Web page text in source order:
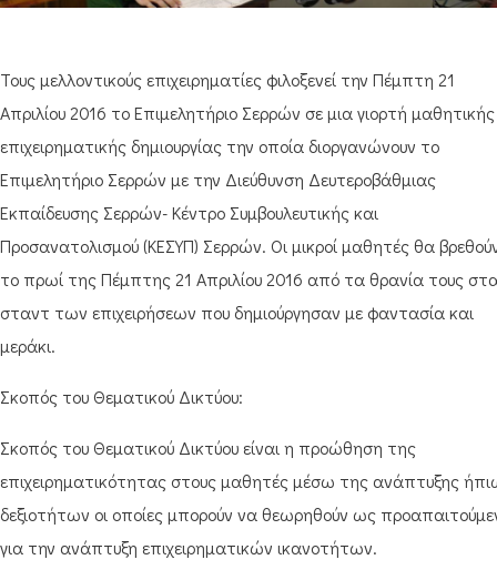
Τους μελλοντικούς επιχειρηματίες φιλοξενεί την Πέμπτη 21
Απριλίου 2016 το Επιμελητήριο Σερρών σε μια γιορτή μαθητικής
επιχειρηματικής δημιουργίας την οποία διοργανώνουν το
Επιμελητήριο Σερρών με την Διεύθυνση Δευτεροβάθμιας
Εκπαίδευσης Σερρών- Κέντρο Συμβουλευτικής και
Προσανατολισμού (ΚΕΣΥΠ) Σερρών. Οι μικροί μαθητές θα
το πρωί της Πέμπτης 21 Απριλίου 2016 από τα θρανία τους
σταντ των επιχειρήσεων που δημιούργησαν με φαντασία και
μεράκι.
Σκοπός του Θεματικού Δικτύου:
Σκοπός του Θεματικού Δικτύου είναι η προώθηση της
επιχειρηματικότητας στους μαθητές μέσω της ανάπτυξης
δεξιοτήτων οι οποίες μπορούν να θεωρηθούν ως
για την ανάπτυξη επιχειρηματικών ικανοτήτων.